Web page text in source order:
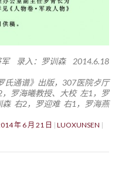
军 录入：罗训森 2014.6.18
氏通谱》出版，307医院歺厅
罗海曦教授、大校 左1，罗
森 右2，罗迎难 右1，罗海燕
年 6 月 21 日
LUOXUNSEN